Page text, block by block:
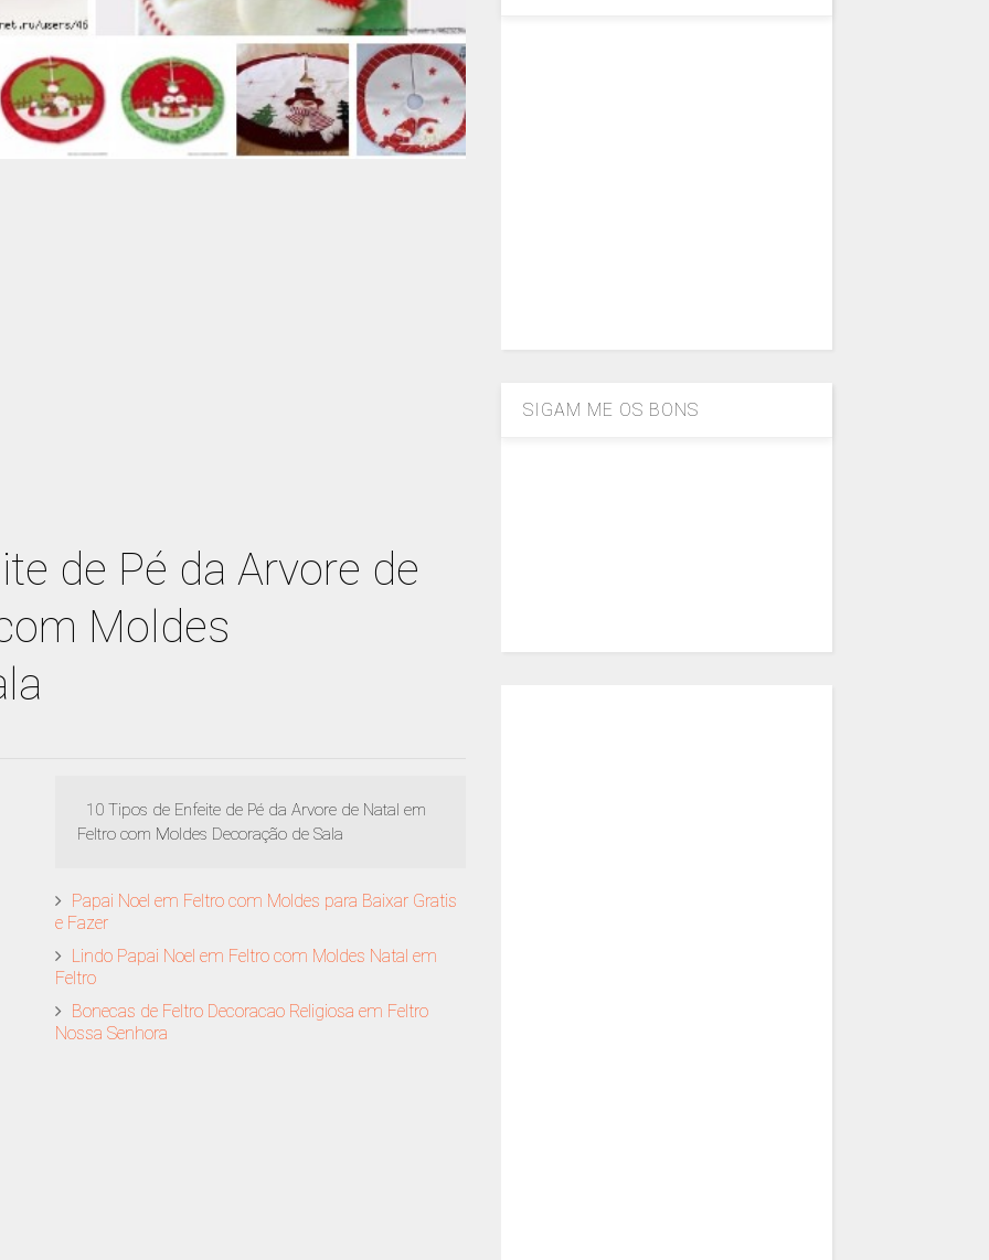
de Pé da Arvore de
Moldes
10 Tipos de Enfeite de Pé da Arvore de Natal em
Feltro com Moldes Decoração de Sala
Papai Noel em Feltro com Moldes para Baixar Gratis
e Fazer
Lindo Papai Noel em Feltro com Moldes Natal em
Feltro
Bonecas de Feltro Decoracao Religiosa em Feltro
Nossa Senhora
SIGAM ME OS BONS